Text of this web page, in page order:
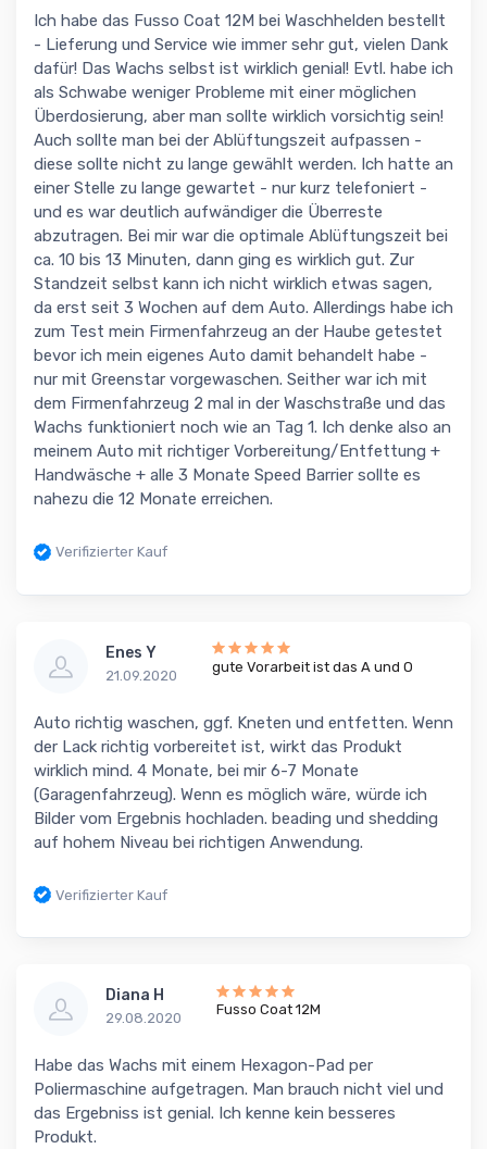
Ich habe das Fusso Coat 12M bei Waschhelden bestellt
- Lieferung und Service wie immer sehr gut, vielen Dank
dafür! Das Wachs selbst ist wirklich genial! Evtl. habe ich
als Schwabe weniger Probleme mit einer möglichen
Überdosierung, aber man sollte wirklich vorsichtig sein!
Auch sollte man bei der Ablüftungszeit aufpassen -
diese sollte nicht zu lange gewählt werden. Ich hatte an
einer Stelle zu lange gewartet - nur kurz telefoniert -
und es war deutlich aufwändiger die Überreste
abzutragen. Bei mir war die optimale Ablüftungszeit bei
ca. 10 bis 13 Minuten, dann ging es wirklich gut. Zur
Standzeit selbst kann ich nicht wirklich etwas sagen,
da erst seit 3 Wochen auf dem Auto. Allerdings habe ich
zum Test mein Firmenfahrzeug an der Haube getestet
bevor ich mein eigenes Auto damit behandelt habe -
nur mit Greenstar vorgewaschen. Seither war ich mit
dem Firmenfahrzeug 2 mal in der Waschstraße und das
Wachs funktioniert noch wie an Tag 1. Ich denke also an
meinem Auto mit richtiger Vorbereitung/Entfettung +
Handwäsche + alle 3 Monate Speed Barrier sollte es
nahezu die 12 Monate erreichen.
Verifizierter Kauf
Enes Y
21.09.2020
gute Vorarbeit ist das A und O
Auto richtig waschen, ggf. Kneten und entfetten. Wenn
der Lack richtig vorbereitet ist, wirkt das Produkt
wirklich mind. 4 Monate, bei mir 6-7 Monate
(Garagenfahrzeug). Wenn es möglich wäre, würde ich
Bilder vom Ergebnis hochladen. beading und shedding
auf hohem Niveau bei richtigen Anwendung.
Verifizierter Kauf
Diana H
29.08.2020
Fusso Coat 12M
Habe das Wachs mit einem Hexagon-Pad per
Poliermaschine aufgetragen. Man brauch nicht viel und
das Ergebniss ist genial. Ich kenne kein besseres
Produkt.